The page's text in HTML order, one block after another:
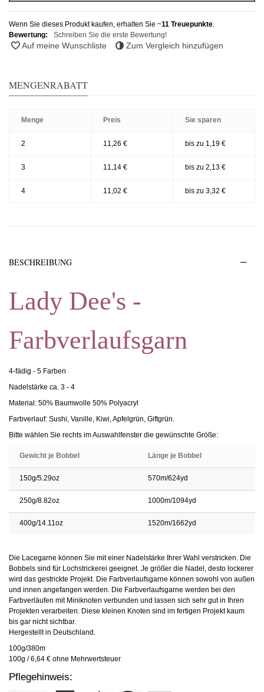
Wenn Sie dieses Produkt kaufen, erhalten Sie ~11 Treuepunkte.
Bewertung:
Schreiben Sie die erste Bewertung!
Auf meine Wunschliste Zum Vergleich hinzufügen
MENGENRABATT
Menge Preis Sie sparen
2 11,26 € bis zu 1,19 €
3 11,14 € bis zu 2,13 €
4 11,02 € bis zu 3,32 €
BESCHREIBUNG
Lady Dee's -
Farbverlaufsgarn
4-fädig - 5 Farben
Nadelstärke ca. 3 - 4
Material: 50% Baumwolle 50% Polyacryl
Farbverlauf: Sushi, Vanille, Kiwi, Apfelgrün, Giftgrün.
Bitte wählen Sie rechts im Auswahlfenster die gewünschte Größe:
Gewicht je Bobbel Länge je Bobbel
150g/5.29oz 570m/624yd
250g/8.82oz 1000m/1094yd
400g/14.11oz 1520m/1662yd
Die Lacegarne können Sie mit einer Nadelstärke Ihrer Wahl verstricken. Die
Bobbels sind für Lochstrickerei geeignet. Je größer die Nadel, desto lockerer
wird das gestrickte Projekt. Die Farbverlaufsgarne können sowohl von außen
und innen angefangen werden. Die Farbverlaufsgarne werden bei den
Farbverläufen mit Miniknoten verbunden und lassen sich sehr gut in Ihren
Projekten verarbeiten. Diese kleinen Knoten sind im fertigen Projekt kaum
bis gar nicht sichtbar.
Hergestellt in Deutschland.
100g/380m
100g / 6,64 € ohne Mehrwertsteuer
Pflegehinweis: